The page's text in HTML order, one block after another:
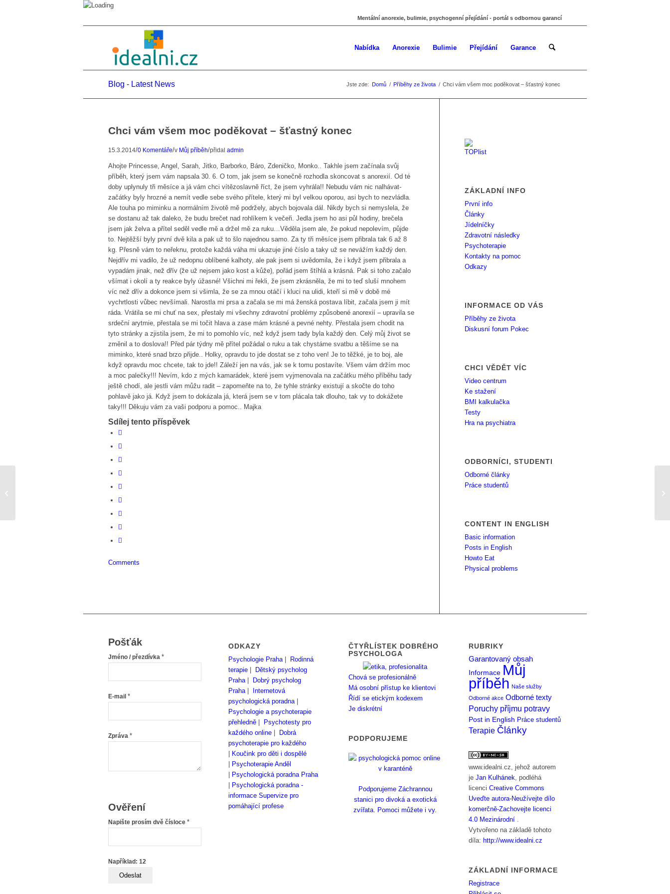
Mentální anorexie, bulimie, psychogenní přejídání - portál s odbornou garancí
Nabídka Anorexie Bulimie Přejídání Garance
Blog - Latest News Jste zde: Domů / Příběhy ze života / Chci vám všem moc poděkovat – šťastný konec
Chci vám všem moc poděkovat – šťastný konec
15.3.2014/0 Komentáře/v Můj příběh/přidal admin
Ahojte Princesse, Angel, Sarah, Jitko, Barborko, Báro, Zdeničko, Monko.. Takhle jsem začínala svůj
příběh, který jsem vám napsala 30. 6. O tom, jak jsem se konečně rozhodla skoncovat s anorexií. Od té
doby uplynuly tři měsíce a já vám chci vítězoslavně říct, že jsem vyhrála!! Nebudu vám nic nalhávat-
začátky byly hrozné a nemít vedle sebe svého přítele, který mi byl velkou oporou, asi bych to nezvládla.
Ale touha po miminku a normálním životě mě podržely, abych bojovala dál. Nikdy bych si nemyslela, že
se dostanu až tak daleko, že budu brečet nad rohlíkem k večeři. Jedla jsem ho asi půl hodiny, brečela
jsem jak želva a přítel seděl vedle mě a držel mě za ruku…Věděla jsem ale, že pokud nepolevím, půjde
to. Nejtěžší byly první dvě kila a pak už to šlo najednou samo. Za ty tři měsíce jsem přibrala tak 6 až 8
kg. Přesně vám to neřeknu, protože každá váha mi ukazuje jiné číslo a taky už se nevážím každý den.
Nejdřív mi vadilo, že už nedopnu oblíbené kalhoty, ale pak jsem si uvědomila, že i když jsem přibrala a
vypadám jinak, než dřív (že už nejsem jako kost a kůže), pořád jsem štíhlá a krásná. Pak si toho začalo
všímat i okolí a ty reakce byly úžasné! Všichni mi řekli, že jsem zkrásněla, že mi to teď sluší mnohem
víc než dřív a dokonce jsem si všimla, že se za mnou otáčí i kluci na ulidi, kteří si mě v době mé
vychrtlosti vůbec nevšímali. Narostla mi prsa a začala se mi má ženská postava líbit, začala jsem ji mít
ráda. Vrátila se mi chuť na sex, přestaly mi všechny zdravotní problémy způsobené anorexií – upravila se
srdeční arytmie, přestala se mi točit hlava a zase mám krásné a pevné nehty. Přestala jsem chodit na
tyto stránky a zjistila jsem, že mi to pomohlo víc, než když jsem tady byla každý den. Celý můj život se
změnil a to doslova!! Před pár týdny mě přítel požádal o ruku a tak chystáme svatbu a těšíme se na
miminko, které snad brzo přijde.. Holky, opravdu to jde dostat se z toho ven! Je to těžké, je to boj, ale
když opravdu moc chcete, tak to jde!! Záleží jen na vás, jak se k tomu postavíte. Všem vám držím moc
a moc palečky!!! Nevím, kdo z mých kamarádek, které jsem vyjmenovala na začátku mého příběhu tady
ještě chodí, ale jestli vám můžu radit – zapomeňte na to, že tyhle stránky existují a skočte do toho
pohlavě jako já. Když jsem to dokázala já, která jsem se v tom plácala tak dlouho, tak vy to dokážete
taky!!! Děkuju vám za vaši podporu a pomoc.. Majka
Sdílej tento příspěvek
Comments
ZÁKLADNÍ INFO
První info
Články
Jídelníčky
Zdravotní následky
Psychoterapie
Kontakty na pomoc
Odkazy
INFORMACE OD VÁS
Příběhy ze života
Diskusní forum Pokec
CHCI VĚDĚT VÍC
Video centrum
Ke stažení
BMI kalkulačka
Testy
Hra na psychiatra
ODBORNÍCI, STUDENTI
Odborné články
Práce studentů
CONTENT IN ENGLISH
Basic information
Posts in English
Howto Eat
Physical problems
Pošťák
Jméno / přezdívka *
E-mail *
Zpráva *
Ověření
Napište prosím dvě čísloce *
Například: 12
ODKAZY
Psychologie Praha|
Rodinná
terapie
Dětský psycholog
Praha|
Dobrý psycholog
Praha|
Internetová
psychologická poradna|
Psychologie a psychoterapie
přehledně
Psychotesty pro
každého online
Dobrá
psychoterapie pro každého
Koučink pro děti i dospělé
Psychoterapie Anděl
Psychologická poradna Praha
Psychologická poradna -
informace Supervize pro
pomáhající profese
ČTYŘLÍSTEK DOBRÉHO
PSYCHOLOGA
Chová se profesionálně
Má osobní přístup ke klientovi
Řídí se etickým kodexem
Je diskrétní
PODPORUJEME
Podporujeme Záchrannou
stanici pro divoká a exotická
zvířata. Pomoci můžete i vy.
RUBRIKY
Garantovaný obsah
Informace Můj
příběh Naše služby
Odborné akce Odborné texty
Poruchy příjmu potravy
Post in English Práce studentů
Terapie Články
www.idealni.cz, jehož autorem
jeJan Kulhánek, podléhá
licenciCreative Commons
Uveďte autora-Neužívejte dílo
komerčně-Zachovejte licenci
4.0 Mezinárodní .
Vytvořeno na základě tohoto
díla: http://www.idealni.cz
ZÁKLADNÍ INFORMACE
Registrace